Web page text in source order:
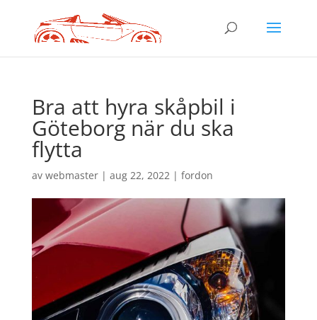
Bra att hyra skåpbil i
Göteborg när du ska
flytta
av webmaster| aug 22, 2022| fordon